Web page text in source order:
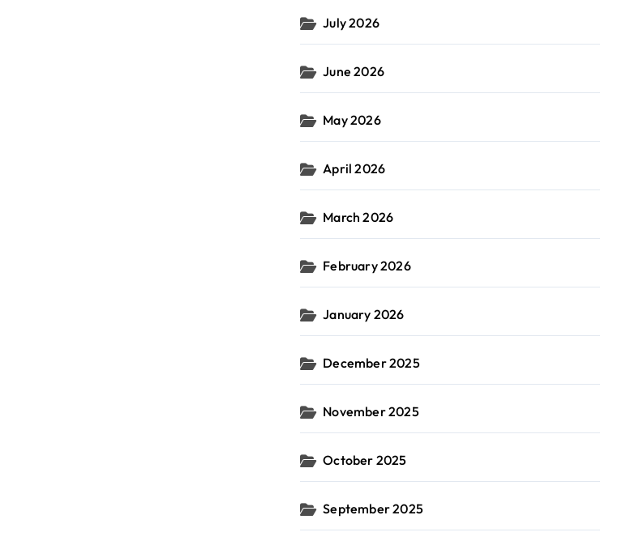
July 2026
June 2026
May 2026
April 2026
March 2026
February 2026
January 2026
December 2025
November 2025
October 2025
September 2025